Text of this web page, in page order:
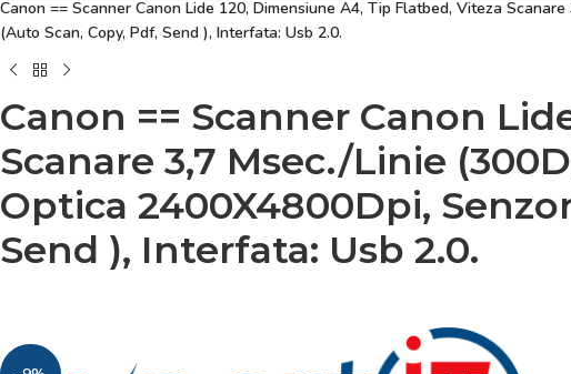
Canon == Scanner Canon Lide 120, Dimensiune A4, Tip Flatbed, Viteza
(Auto Scan, Copy, Pdf, Send ), Interfata: Usb 2.0.
Canon == Scanner Canon
Scanare 3,7 Msec./Linie
Optica 2400X4800Dpi,
Send ), Interfata: Usb 2.0.